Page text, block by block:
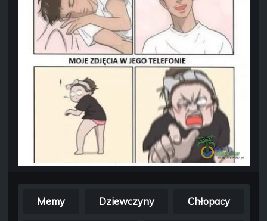
Memy Dziewczyny Chłopacy